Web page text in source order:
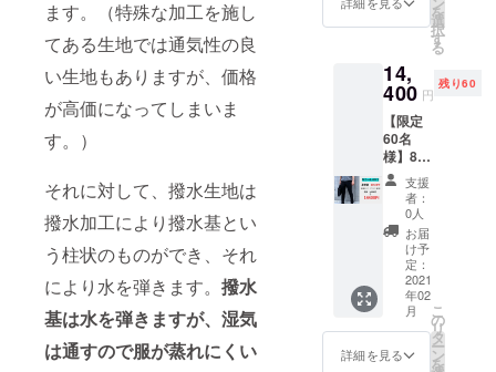
ます。（特殊な加工を施し
てある生地では通気性の良
い生地もありますが、価格
が高価になってしまいま
す。）
それに対して、撥水生地は
撥水加工により撥水基とい
う柱状のものができ、それ
により水を弾きます。 撥水
基は水を弾きますが、湿気
は通すので服が蒸れにくい
を
選
択
す
る
14,
400 円
残り60
【限定
60名
様】8K
撥水パ
ンツ
10％OF
F ・8K
撥水パ
ンツ
ブラッ
ク ・取
扱説明
書
支援
者：
0人
お届
け予
定：
2021
年02
月
詳細を見る
こ
の
リ
タ
ー
ン
を